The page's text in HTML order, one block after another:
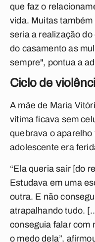
que faz o
vida. Muitas
seria a realização
do casamento as
sempre", pontua a
Ciclo de
A mãe de Maria
vítima ficava sem
quebrava o
adolescente era
“Ela queria sair [do
Estudava em uma
outra. E não
atrapalhando tudo.
conseguia falar com
o medo dela”,